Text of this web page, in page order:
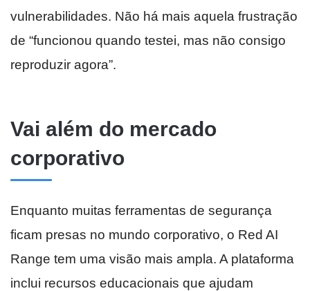
vulnerabilidades. Não há mais aquela frustração
de “funcionou quando testei, mas não consigo
reproduzir agora”.
Vai além do mercado
corporativo
Enquanto muitas ferramentas de segurança
ficam presas no mundo corporativo, o Red AI
Range tem uma visão mais ampla. A plataforma
inclui recursos educacionais que ajudam